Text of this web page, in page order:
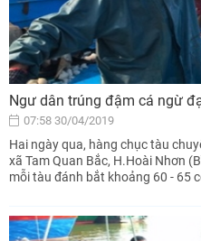
Ngư dân trúng đậm cá ngừ
07:58 30/04/2019
Hai ngày qua, hàng chục tàu
xã Tam Quan Bắc, H.Hoài Nhơn
mỗi tàu đánh bắt khoảng 60 - 65